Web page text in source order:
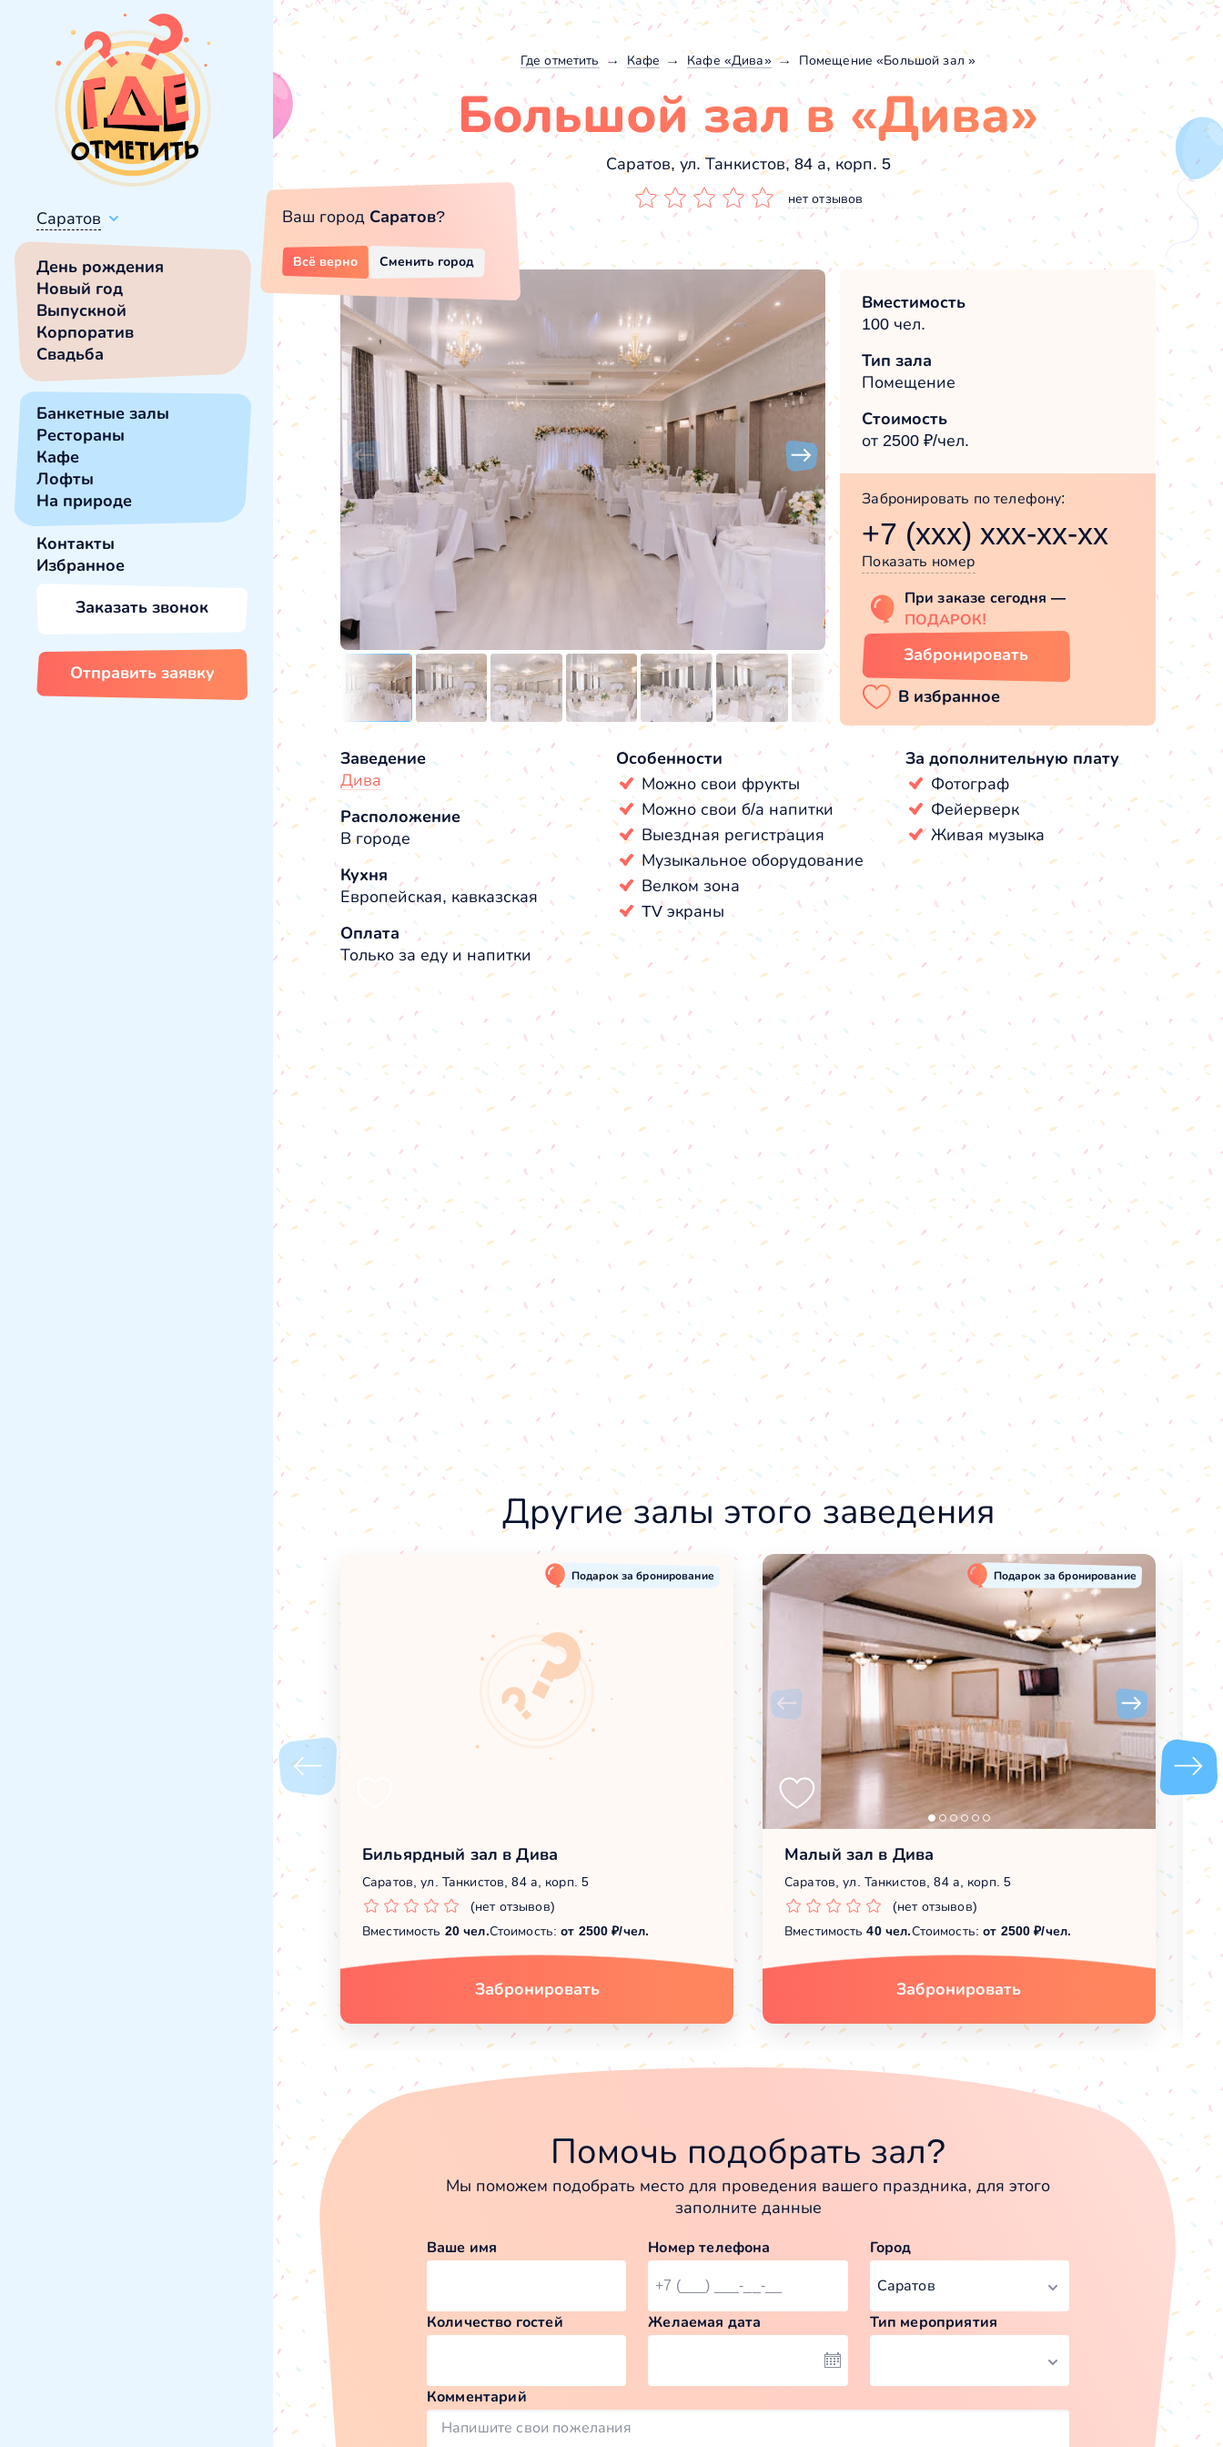
Саратов
День рождения
Новый год
Выпускной
Корпоратив
Свадьба
Банкетные залы
Рестораны
Кафе
Лофты
На природе
Контакты
Избранное
Заказать звонок
Отправить заявку
Где отметить Кафе Кафе «Дива» Помещение «Большой зал »
Большой зал в «Дива»
Саратов, ул. Танкистов, 84 а, корп. 5
нет отзывов
Вместимость
100 чел.
Тип зала
Помещение
Стоимость
от 2500 ₽/чел.
Забронировать по телефону:
+7 (xxx) xxx-xx-xx
Показать номер
При заказе сегодня —
ПОДАРОК!
Забронировать
Заведение
Дива
Расположение
В городе
Кухня
Европейская, кавказская
Оплата
Только за еду и напитки
Особенности
Можно свои фрукты
Можно свои б/а напитки
Выездная регистрация
Музыкальное оборудование
Велком зона
TV экраны
За дополнительную плату
Фотограф
Фейерверк
Живая музыка
Другие залы этого заведения
Подарок за бронирование
Бильярдный зал в Дива
Саратов, ул. Танкистов, 84 а, корп. 5
(нет отзывов)
Вместимость 20 чел.Стоимость:от 2500 ₽/чел.
Забронировать
Подарок за бронирование
Малый зал в Дива
Саратов, ул. Танкистов, 84 а, корп. 5
(нет отзывов)
Вместимость40 чел.Стоимость:от 2500 ₽/чел.
Забронировать
Помочь подобрать зал?
Мы поможем подобрать место для проведения вашего праздника, для этого
заполните данные
Ваше имя Номер телефона Город
Количество гостей Желаемая дата Тип мероприятия
Комментарий
Ваш город Саратов?
Всё верно Сменить город